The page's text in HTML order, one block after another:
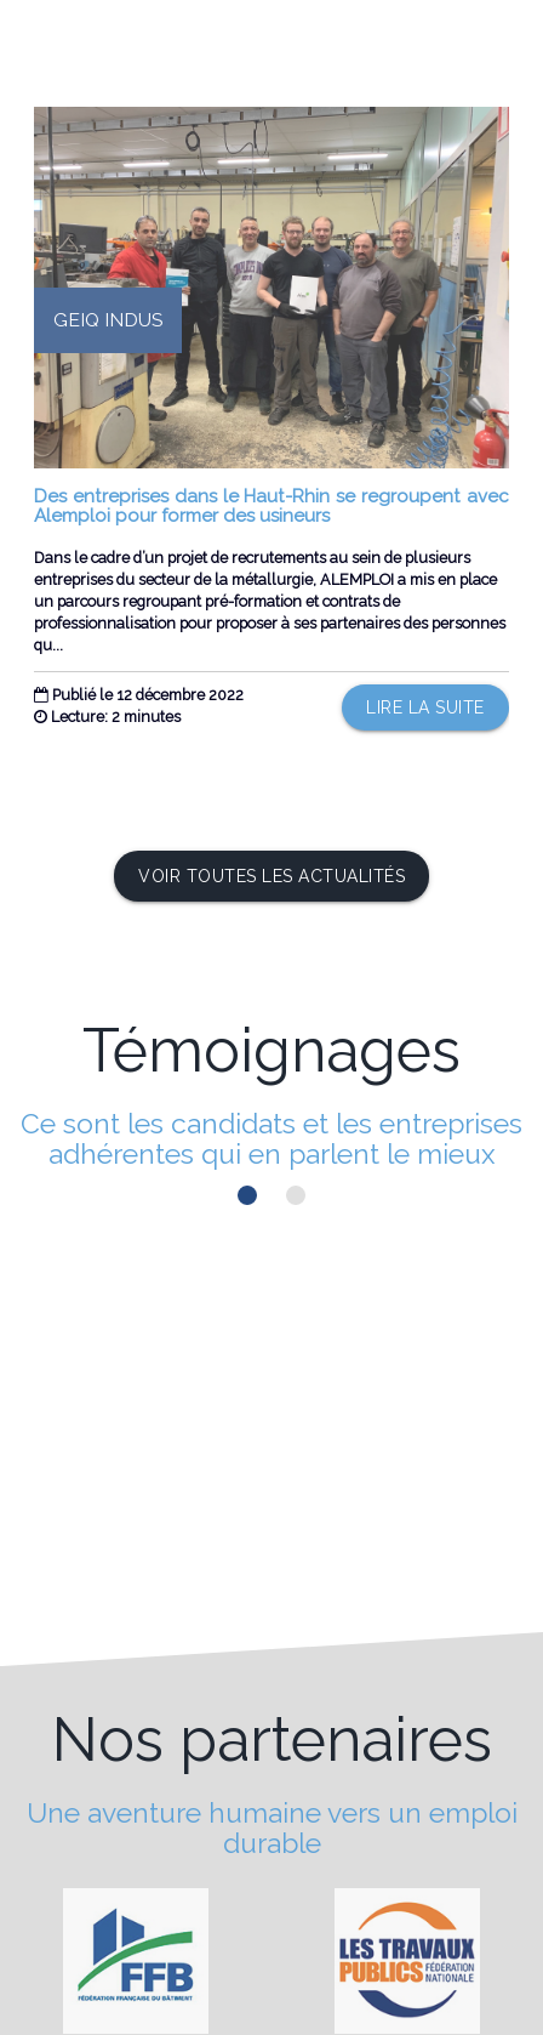
GEIQ INDUS
Des entreprises dans le Haut-Rhin se regroupent avec
Alemploi pour former des usineurs
Dans le cadre d’un projet de recrutements au sein de plusieurs
entreprises du secteur de la métallurgie, ALEMPLOI a mis en place
un parcours regroupant pré-formation et contrats de
professionnalisation pour proposer à ses partenaires des personnes
qu...
Publié le 12 décembre 2022
LIRE LA SUITE
Lecture: 2 minutes
VOIR TOUTES LES ACTUALITÉS
Témoignages
Ce sont les candidats et les entreprises
adhérentes qui en parlent le mieux
Nos partenaires
Une aventure humaine vers un emploi
durable